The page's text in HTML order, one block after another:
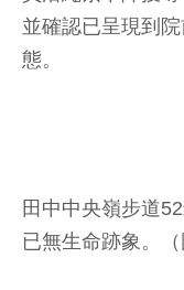
並確認已呈現到
態。
田中中央嶺步道
已無生命跡象。（